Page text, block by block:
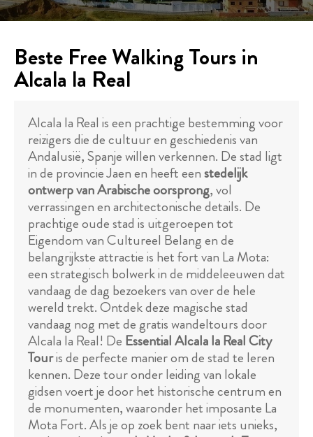
Beste Free Walking Tours in
Alcala la Real
Alcala la Real is een prachtige bestemming voor
reizigers die de cultuur en geschiedenis van
Andalusië, Spanje willen verkennen. De stad ligt
in de provincie Jaen en heeft eenstedelijk
ontwerp van Arabische oorsprong, vol
verrassingen en architectonische details. De
prachtige oude stad is uitgeroepen tot
Eigendom van Cultureel Belang en de
belangrijkste attractie is het fort van La Mota:
een strategisch bolwerk in de middeleeuwen dat
vandaag de dag bezoekers van over de hele
wereld trekt. Ontdek deze magische stad
vandaag nog met de gratis wandeltours door
Alcala la Real! De Essential Alcala la Real City
Touris de perfecte manier om de stad te leren
kennen. Deze tour onder leiding van lokale
gidsen voert je door het historische centrum en
de monumenten, waaronder het imposante La
Mota Fort. Als je op zoek bent naar iets unieks,